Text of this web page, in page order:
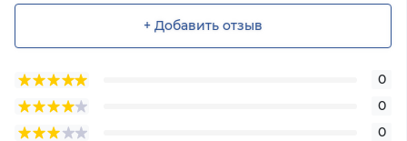
+ Добавить отзыв
0
0
0